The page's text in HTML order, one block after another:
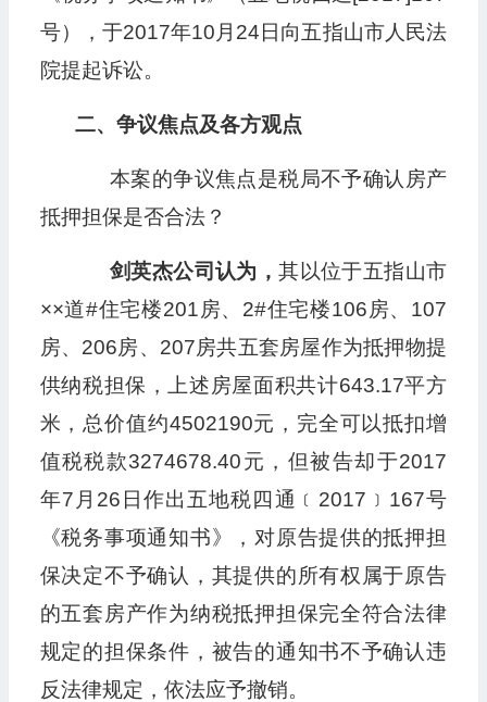
号），于2017年10月24日向五指山市人民法
院提起诉讼。
二、争议焦点及各方观点
本案的争议焦点是税局不予确认房产
抵押担保是否合法？
剑英杰公司认为，其以位于五指山市
××道#住宅楼201房、2#住宅楼106房、107
房、206房、207房共五套房屋作为抵押物提
供纳税担保，上述房屋面积共计643.17平方
米，总价值约4502190元，完全可以抵扣增
值税税款3274678.40元，但被告却于2017
年7月26日作出五地税四通﹝2017﹞167号
《税务事项通知书》，对原告提供的抵押担
保决定不予确认，其提供的所有权属于原告
的五套房产作为纳税抵押担保完全符合法律
规定的担保条件，被告的通知书不予确认违
反法律规定，依法应予撤销。